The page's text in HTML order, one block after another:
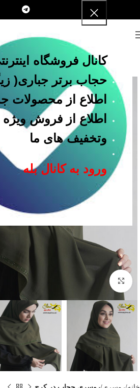
کانال فروشگاه
حجاب برتر جباری(
اطلاع از محصولات
اطلاع از فروش ویژه
وتخفیف های ما
ورود به کانال بله
Click to enlarge